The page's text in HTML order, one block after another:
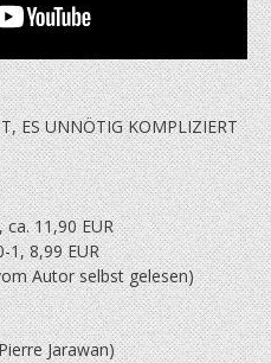
ES UNNÖTIG KOMPLIZIERT
11,90 EUR
1, 8,99 EUR
Autor selbst gelesen)
Jarawan)